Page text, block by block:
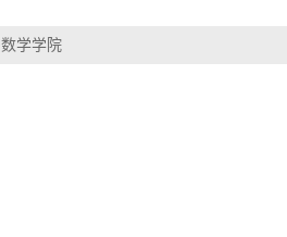
学学院